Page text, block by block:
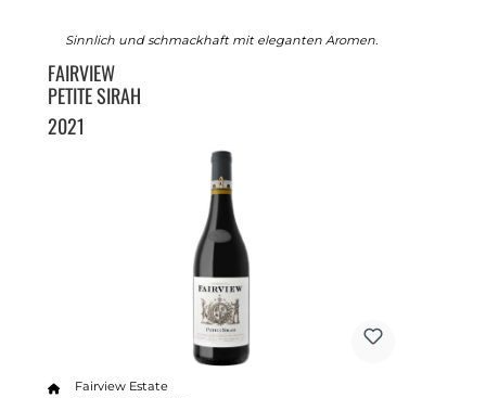
Sinnlich und schmackhaft mit eleganten Aromen.
FAIRVIEW
PETITE SIRAH
2021
Fairview Estate